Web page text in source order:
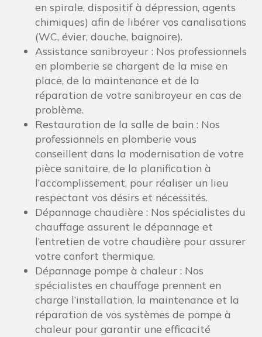
en spirale, dispositif à dépression, agents
chimiques) afin de libérer vos canalisations
(WC, évier, douche, baignoire).
Assistance sanibroyeur : Nos professionnels
en plomberie se chargent de la mise en
place, de la maintenance et de la
réparation de votre sanibroyeur en cas de
problème.
Restauration de la salle de bain : Nos
professionnels en plomberie vous
conseillent dans la modernisation de votre
pièce sanitaire, de la planification à
l’accomplissement, pour réaliser un lieu
respectant vos désirs et nécessités.
Dépannage chaudière : Nos spécialistes du
chauffage assurent le dépannage et
l’entretien de votre chaudière pour assurer
votre confort thermique.
Dépannage pompe à chaleur : Nos
spécialistes en chauffage prennent en
charge l’installation, la maintenance et la
réparation de vos systèmes de pompe à
chaleur pour garantir une efficacité